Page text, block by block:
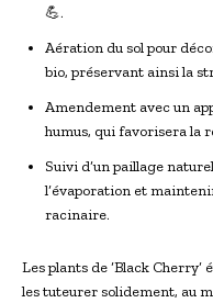
💪.
Aération du sol pour
bio, préservant ainsi la
Amendement avec un
humus, qui favorisera la
Suivi d’un paillage
l’évaporation et
racinaire.
Les plants de ‘Black
les tuteurer solidement, au